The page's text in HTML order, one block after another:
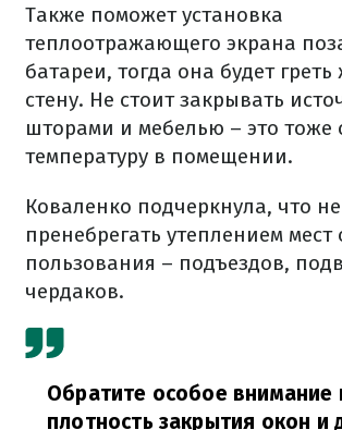
Также поможет установка
теплоотражающего экрана
батареи, тогда она будет
стену. Не стоит закрывать
шторами и мебелью – это тоже
температуру в помещении.
Коваленко подчеркнула, что не
пренебрегать утеплением мест
пользования – подъездов,
чердаков.
Обратите особое внимание
плотность закрытия окон и